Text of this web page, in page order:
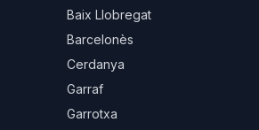
Baix Llobregat
Barcelonès
Cerdanya
Garraf
Garrotxa